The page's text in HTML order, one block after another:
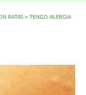
RATAS > TENGO ALERGIA